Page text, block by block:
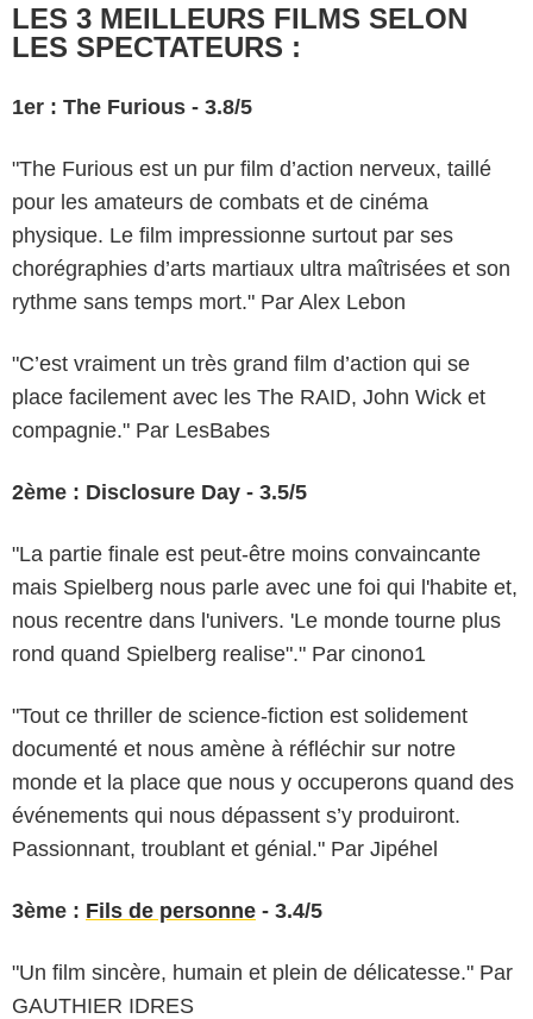
LES 3 MEILLEURS FILMS SELON
LES SPECTATEURS :
1er : The Furious - 3.8/5
"The Furious est un pur film d’action nerveux, taillé
pour les amateurs de combats et de cinéma
physique. Le film impressionne surtout par ses
chorégraphies d’arts martiaux ultra maîtrisées et son
rythme sans temps mort." Par Alex Lebon
"C’est vraiment un très grand film d’action qui se
place facilement avec les The RAID, John Wick et
compagnie." Par LesBabes
2ème : Disclosure Day - 3.5/5
"La partie finale est peut-être moins convaincante
mais Spielberg nous parle avec une foi qui l'habite et,
nous recentre dans l'univers. 'Le monde tourne plus
rond quand Spielberg realise"." Par cinono1
"Tout ce thriller de science-fiction est solidement
documenté et nous amène à réfléchir sur notre
monde et la place que nous y occuperons quand des
événements qui nous dépassent s’y produiront.
Passionnant, troublant et génial." Par Jipéhel
3ème : Fils de personne - 3.4/5
"Un film sincère, humain et plein de délicatesse." Par
GAUTHIER IDRES